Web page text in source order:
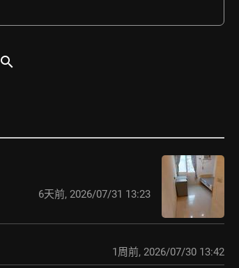
search
6天前, 2026/07/31 13:23
1周前, 2026/07/30 13:42